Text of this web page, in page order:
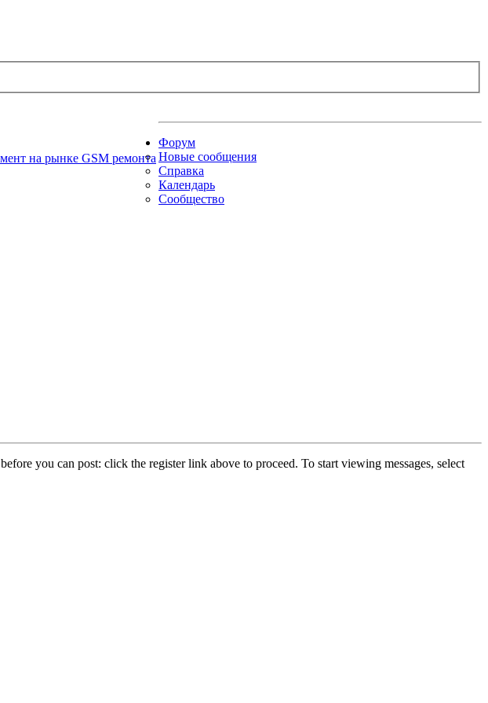
Форум
Новые сообщения
Справка
Календарь
Сообщество
before you can post: click the register link above to proceed. To start viewing messages, select